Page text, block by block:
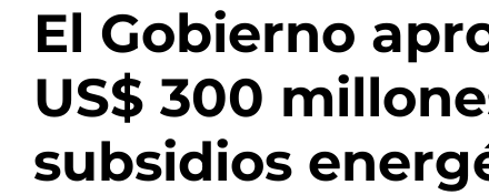
El Gobierno
US$ 300
subsidios